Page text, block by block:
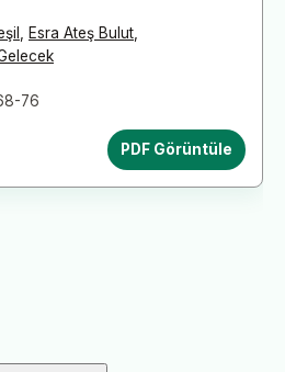
Esra Ateş Bulut
76
PDF Görüntüle